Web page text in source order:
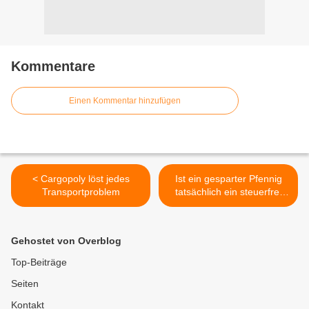
Kommentare
Einen Kommentar hinzufügen
< Cargopoly löst jedes
Transportproblem
Ist ein gesparter Pfennig
tatsächlich ein steuerfrei
verdienter Pfennig? >
Gehostet von Overblog
Top-Beiträge
Seiten
Kontakt